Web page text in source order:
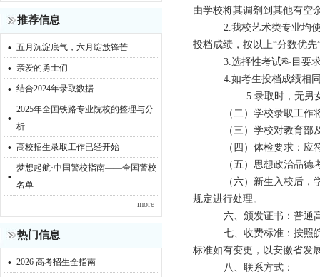
推荐信息
· 五月沉淀底气，六月绽放锋芒
· 亲爱的勇士们
· 结合2024年录取数据
· 2025年全国铁路专业院校的整理与分
析
· 高校招生录取工作已经开始
· 梦想起航·中国警校指南——全国警校
名单
more
热门信息
· 2026 高考招生全指南
由学校将其调剂到其他有空
2.我校艺术类专业均
投档成绩，按以上“分数优
3.选择性考试科目要
4.如考生投档成绩相
5.录取时，无男
（二）学校录取工
（三）学校对教育
（四）体检要求：
（五）思想政治品
（六）新生入校后
规定进行处理。
六、颁发证书： 普通
七、收费标准： 按照
标准如有变更，以安徽省发
八、联系方式：